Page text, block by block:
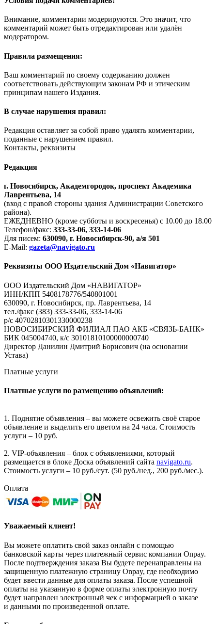
Внимание, комментарии модерируются. Это значит, что
комментарий может быть отредактирован или удалён
модератором.
Правила размещения:
Ваш комментарий по своему содержанию должен
соответствовать действующим законам РФ и этическим
принципам нашего Издания.
В случае нарушения правил:
Редакция оставляет за собой право удалять комментарии,
поданные с нарушением правил.
Контакты, реквизиты
Редакция
г. Новосибирск, Академгородок, проспект Академика
Лаврентьева, 14
(вход с правой стороны здания Администрации Советского
района).
ЕЖЕДНЕВНО (кроме субботы и воскресенья) с 10.00 до 18.00
Телефон/факс: 333-33-06, 333-14-06
Для писем: 630090, г. Новосибирск-90, а/я 501
E-Mail: gazeta@navigato.ru
Реквизиты ООО Издательский Дом «Навигатор»
ООО Издательский Дом «НАВИГАТОР»
ИНН/КПП 5408178776/540801001
630090, г. Новосибирск, пр. Лаврентьева, 14
тел./факс (383) 333-33-06, 333-14-06
р/с 40702810301330000238
НОВОСИБИРСКИЙ ФИЛИАЛ ПАО АКБ «СВЯЗЬ-БАНК»
БИК 045004740, к/с 30101810100000000740
Директор Данилин Дмитрий Борисович (на основании
Устава)
Платные услуги
Платные услуги по размещению объявлений:
1. Поднятие объявления – вы можете освежить своё старое
объявление и выделить его цветом на 24 часа. Стоимость
услуги – 10 руб.
2. VIP-объявления – блок с объявлениями, который
размещается в блоке Доска объявлений сайта navigato.ru.
Стоимость услуги – 10 руб./сут. (50 руб./нед., 200 руб./мес.).
Оплата
Уважаемый клиент!
Вы можете оплатить свой заказ онлайн с помощью
банковской карты через платежный сервис компании Onpay.
После подтверждения заказа Вы будете перенаправлены на
защищенную платежную страницу Onpay, где необходимо
будет ввести данные для оплаты заказа. После успешной
оплаты на указанную в форме оплаты электронную почту
будет направлен электронный чек с информацией о заказе
и данными по произведенной оплате.